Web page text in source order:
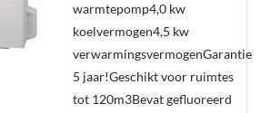
warmtepomp4,0 kw
koelvermogen4,5 kw
verwarmingsvermogenGarantie
5 jaar!Geschikt voor ruimtes
tot 120m3Bevat gefluoreerd